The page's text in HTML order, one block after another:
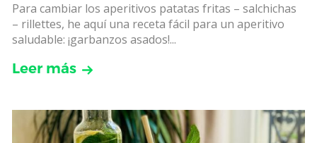
Para cambiar los aperitivos patatas fritas – salchichas
– rillettes, he aquí una receta fácil para un aperitivo
saludable: ¡garbanzos asados!...
Leer más